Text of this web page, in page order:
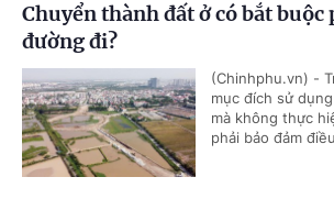
Chuyển thành đất ở có bắt buộc
đường đi?
(Chinhphu.vn) -
mục đích sử
mà không thực
phải bảo đảm